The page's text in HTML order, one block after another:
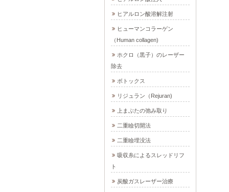
ヒアルロン酸溶解注射
ヒューマンコラーゲン
（Human collagen)
ホクロ（黒子）のレーザー
除去
ボトックス
リジュラン（Rejuran)
上まぶたの弛み取り
二重瞼切開法
二重瞼埋没法
吸収糸によるスレッドリフ
ト
炭酸ガスレーザー治療